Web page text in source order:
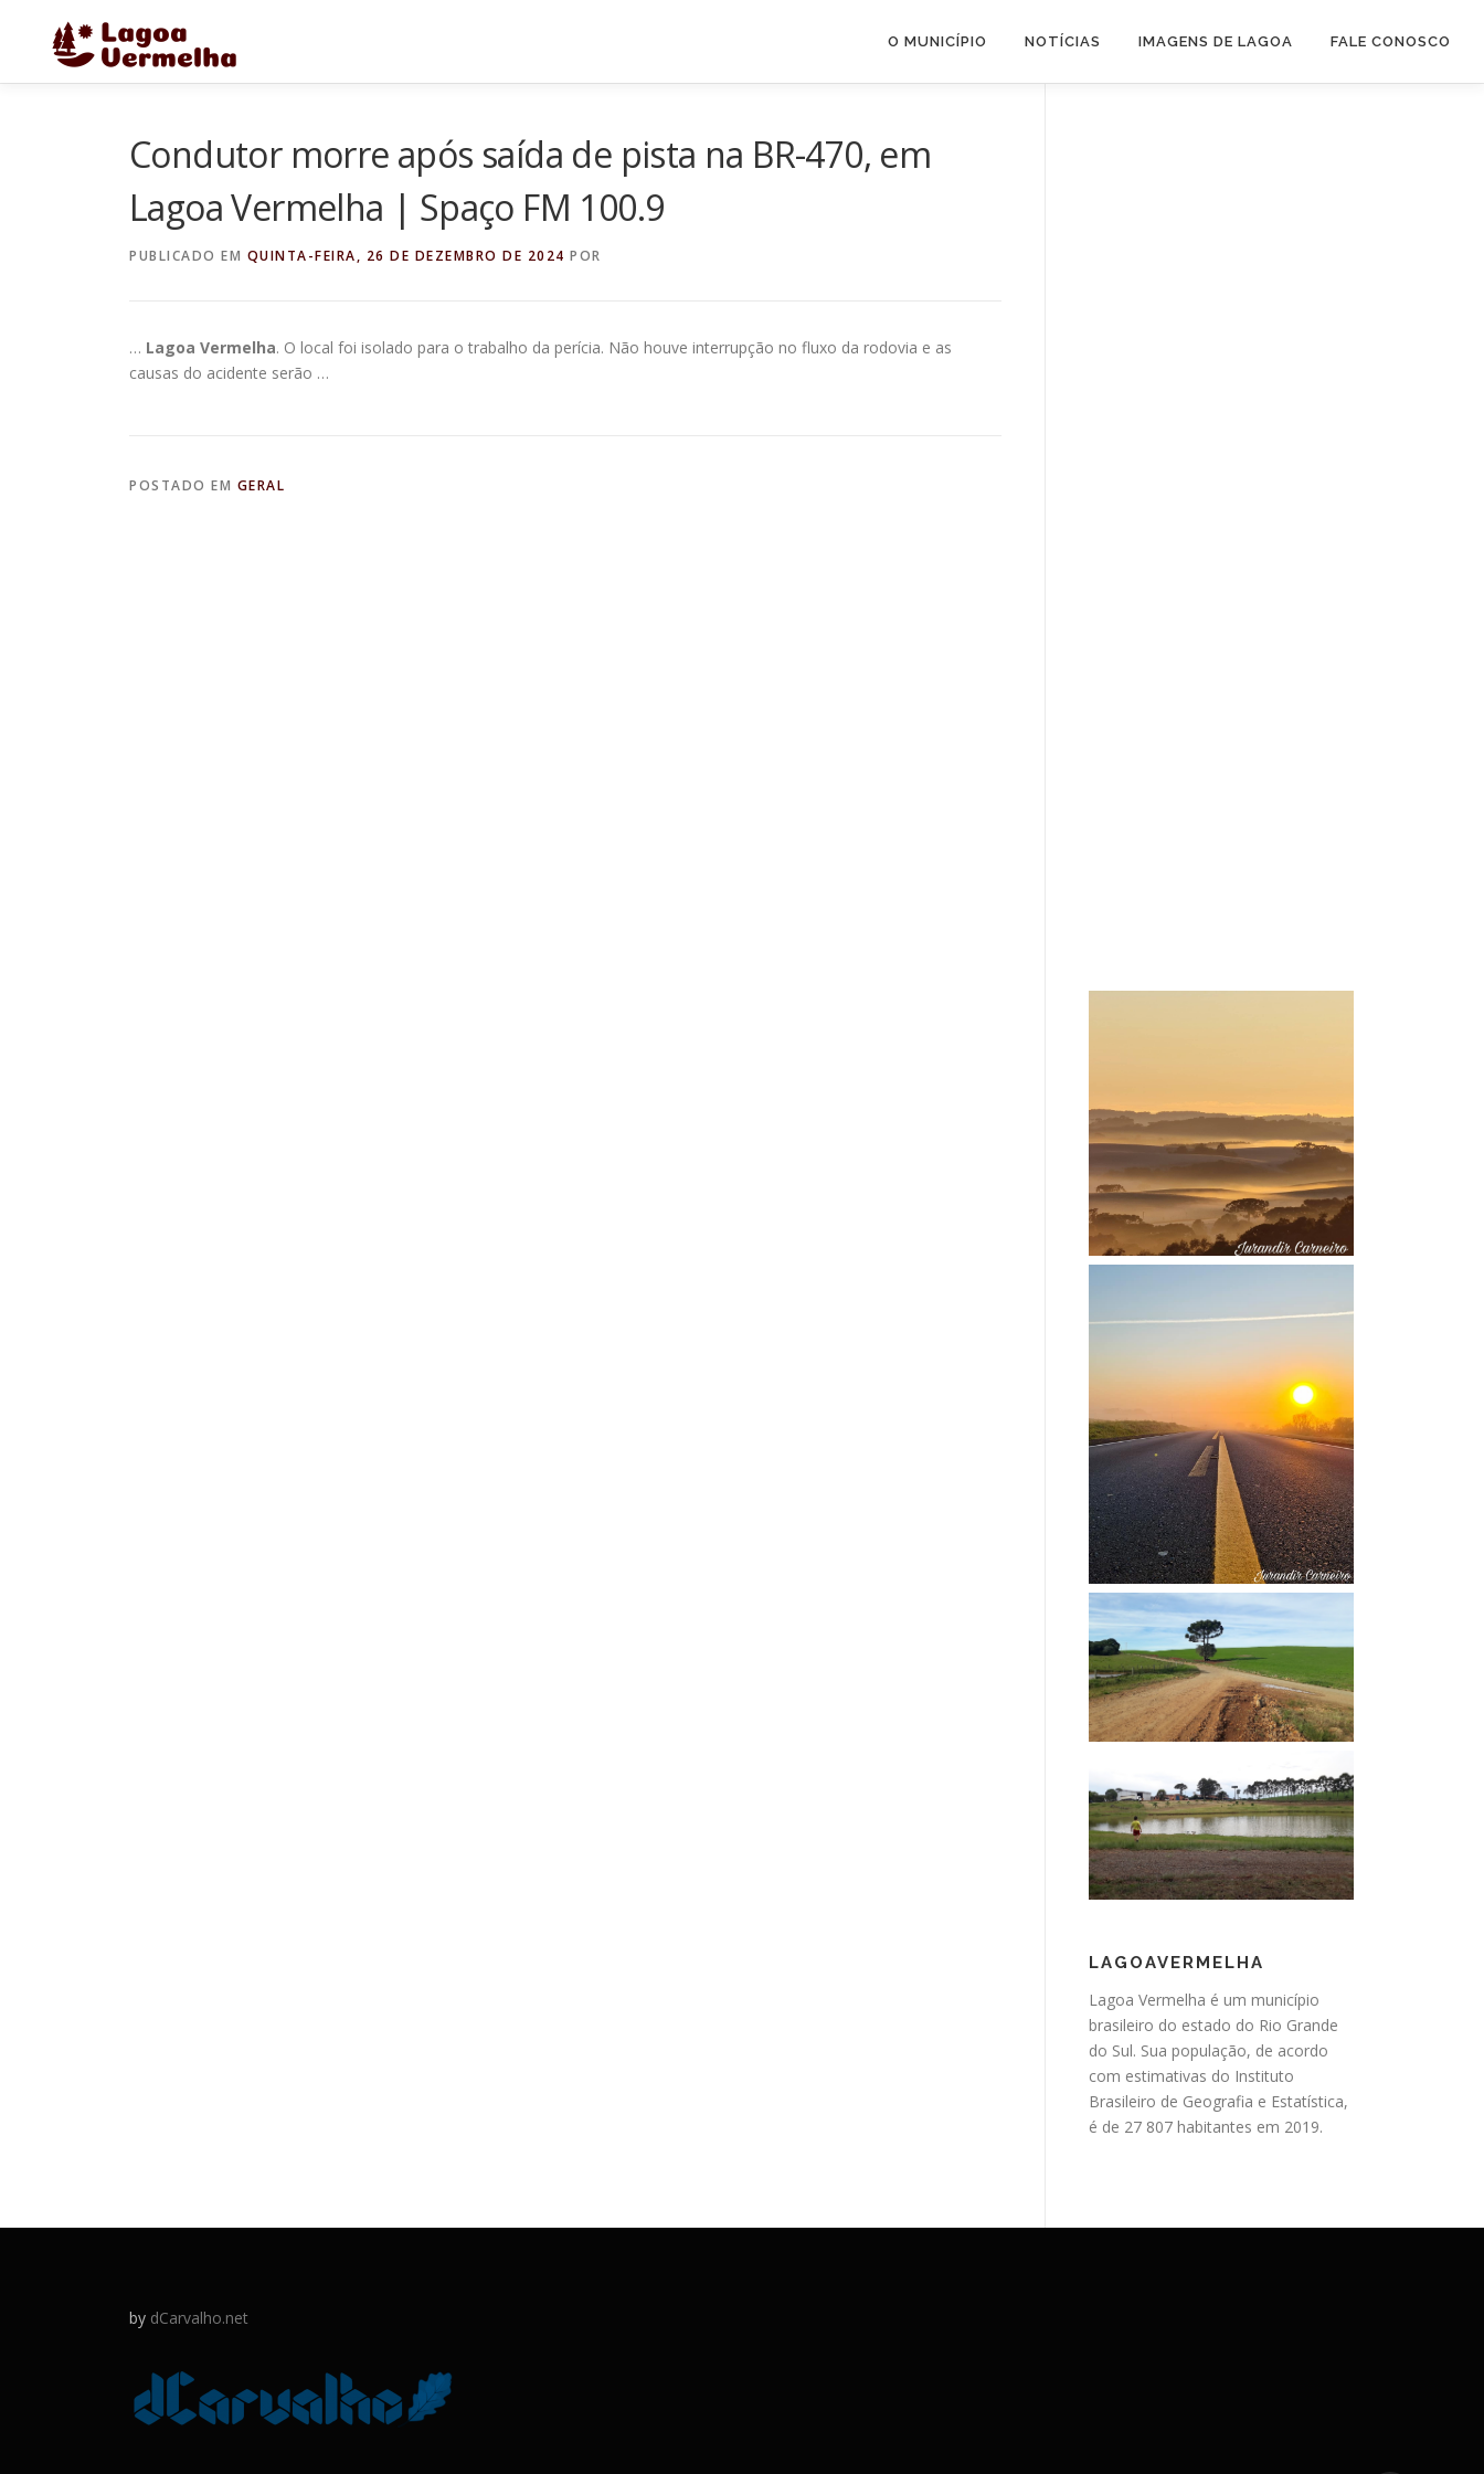
conteúdo
O MUNICÍPIO NOTÍCIAS IMAGENS DE LAGOA FALE CONOSCO
Condutor morre após saída de pista na BR-470, em
Lagoa Vermelha | Spaço FM 100.9
PUBLICADO EM QUINTA-FEIRA, 26 DE DEZEMBRO DE 2024 POR
… Lagoa Vermelha. O local foi isolado para o trabalho da perícia. Não houve interrupção no fluxo da rodovia e as
causas do acidente serão …
POSTADO EM GERAL
LAGOAVERMELHA
Lagoa Vermelha é um município
brasileiro do estado do Rio Grande
do Sul. Sua população, de acordo
com estimativas do Instituto
Brasileiro de Geografia e Estatística,
é de 27 807 habitantes em 2019.
by dCarvalho.net